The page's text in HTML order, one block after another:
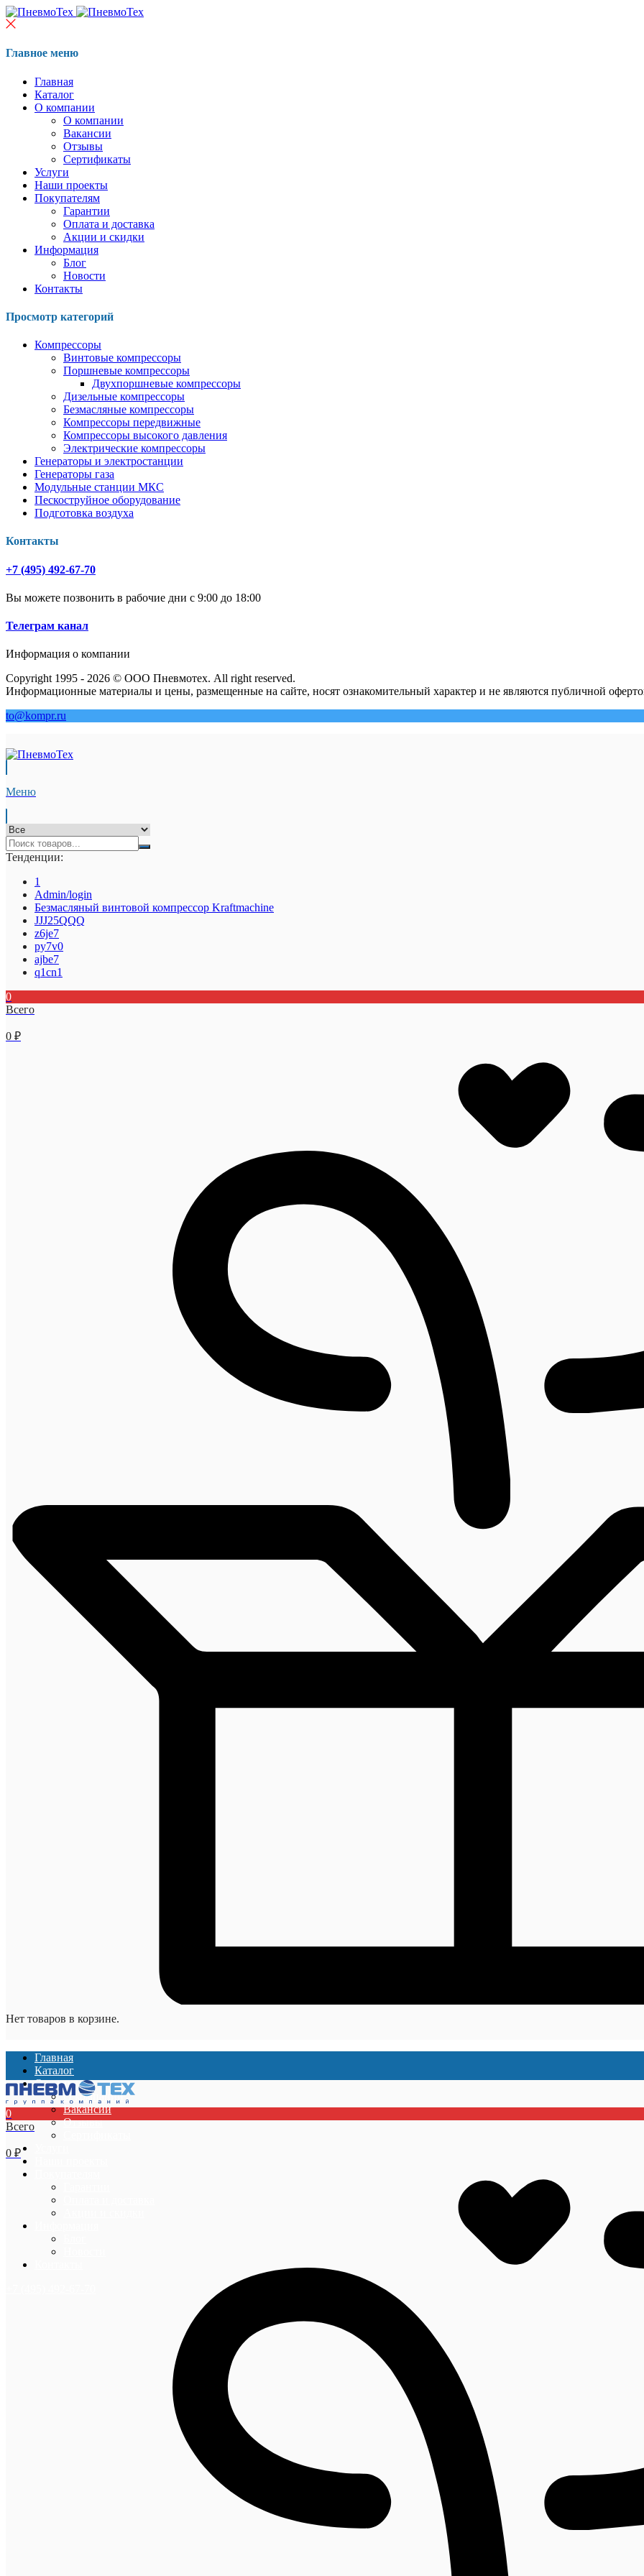
Главное меню
Главная
Каталог
О компании
О компании
Вакансии
Отзывы
Сертификаты
Услуги
Наши проекты
Покупателям
Гарантии
Оплата и доставка
Акции и скидки
Информация
Блог
Новости
Контакты
Просмотр категорий
Компрессоры
Винтовые компрессоры
Поршневые компрессоры
Двухпоршневые компрессоры
Дизельные компрессоры
Безмасляные компрессоры
Компрессоры передвижные
Компрессоры высокого давления
Электрические компрессоры
Генераторы и электростанции
Генераторы газа
Модульные станции МКС
Пескоструйное оборудование
Подготовка воздуха
Контакты
+7 (495) 492-67-70
Вы можете позвонить в рабочие дни с 9:00 до 18:00
Телеграм канал
Информация о компании
Copyright 1995 - 2026 © ООО Пневмотех. All right reserved.
Информационные материалы и цены, размещенные на сайте, носят ознакомительный характер и не являются публичной
to@kompr.ru
Меню
Тенденции:
1
Admin/login
Безмасляный винтовой компрессор Kraftmaсhine
JJJ25QQQ
z6je7
py7v0
ajbe7
q1cn1
0
Всего
0 ₽
Нет товаров в корзине.
Главная
Каталог
О компании
О компании
Вакансии
Отзывы
0
Всего
0 ₽